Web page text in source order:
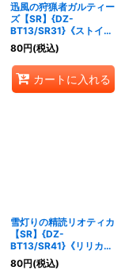
迅風の狩猟者ガルティー
ズ【SR】{DZ-
BT13/SR31}《ストイケ
イア》
80円(税込)
カートに入れる
雪灯りの精読リオティカ
【SR】{DZ-
BT13/SR41}《リリカル
モナステリオ》
80円(税込)